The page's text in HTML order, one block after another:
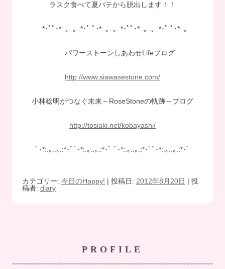
ラスク食べて夏バテから脱出します！！
.:*･ﾟﾟ･*:.｡..｡.:*･ﾟ ﾟ･*:.｡..｡.:*･ﾟﾟ･*:.｡..｡.:*･ﾟ ﾟ･*:.｡
パワーストーンしあわせLifeブログ
http://www.siawasestone.com/
小林稔明がつなぐ未来～RoseStoneの軌跡～ブログ
http://tosiaki.net/kobayashi/
ﾟ･*:.｡..｡.:*･ﾟﾟ･*:.｡..｡.:*･ﾟ ﾟ･*:.｡..｡.:*･ﾟﾟ･*:.｡..｡.:*･ﾟ
カテゴリー: 今日のHappy! | 投稿日: 2012年8月20日 | 投
稿者: diary
PROFILE